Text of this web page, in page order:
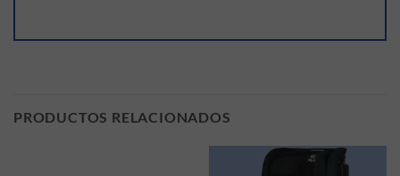
PRODUCTOS RELACIONADOS